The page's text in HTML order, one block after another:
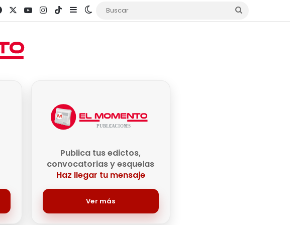
FacebookYouTubeInstagram
TikTokSidebarSwitch skin Buscar
Publica tus edictos,
convocatorias y esquelas
Haz llegar tu mensaje
Ver más